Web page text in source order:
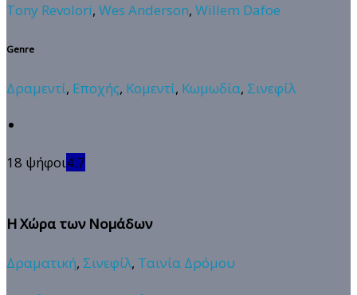
Tony Revolori, Wes Anderson, Willem Dafoe
Genre
Δραμεντί, Εποχής, Κομεντί, Κωμωδία, Σινεφίλ
18 ψήφοι4.7
Η Χώρα των Νομάδων
Δραματική, Σινεφίλ, Ταινία Δρόμου